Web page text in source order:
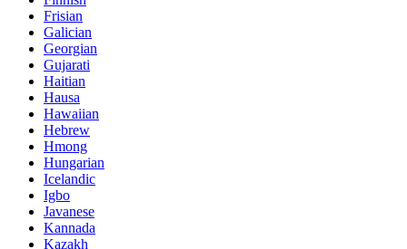
Frisian
Galician
Georgian
Gujarati
Haitian
Hausa
Hawaiian
Hebrew
Hmong
Hungarian
Icelandic
Igbo
Javanese
Kannada
Kazakh